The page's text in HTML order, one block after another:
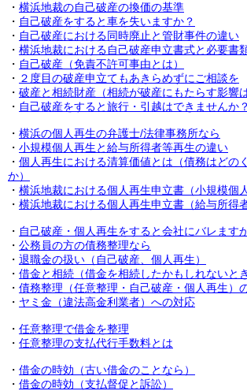
・ 横浜地裁の自己破産の換価の基準
・ 自己破産をすると車を失いますか？
・ 自己破産における同時廃止と管財事件の違い
・ 横浜地裁における自己破産申立書式と必要書
・ 自己破産（免責不許可事由とは）
・ ２度目の破産申立てもあきらめずにご相談を
・ 破産と相続財産（相続が破産にもたらす影響は
・ 自己破産をすると旅行・引越はできませんか？
・ 横浜の個人再生の弁護士/法律事務所なら
・ 小規模個人再生と給与所得者等再生の違い
・ 個人再生における清算価値とは（債務はどの
か）
・ 横浜地裁における個人再生申立書（小規模個
・ 横浜地裁における個人再生申立書（給与所得
・ 自己破産・個人再生をすると会社にバレます
・ 公務員の方の債務整理なら
・ 退職金の扱い（自己破産、個人再生）
・ 借金と相続（借金を相続したかもしれないとき
・ 債務整理（任意整理・自己破産・個人再生）
・ ヤミ金（違法高金利業者）への対応
・ 任意整理で借金を整理
・ 任意整理の支払代行手数料とは
・ 借金の時効（古い借金のことなら）
・ 借金の時効（支払督促と訴訟）